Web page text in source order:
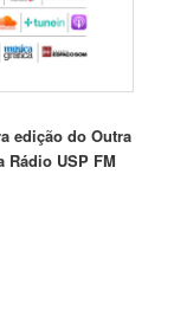
edição do Outra
USP FM